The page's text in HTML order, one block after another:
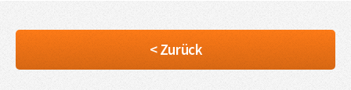
< Zurück